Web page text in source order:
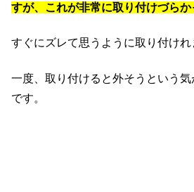
すが、これが非常に取り付けづらか
すぐにズレて思うように取り付けれ
一度、取り付けると外そうという
です。